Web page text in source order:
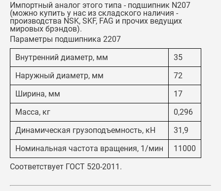
Импортный аналог этого типа - подшипник N207
(можно купить у нас из складского наличия -
производства NSK, SKF, FAG и прочих ведущих
мировых брэндов).
Параметры подшипника 2207
Внутренний диаметр, мм
35
Наружный диаметр, мм
72
Ширина, мм
17
Масса, кг
0,296
Динамическая грузоподъемность, кН
31,9
Номинальная частота вращения, 1/мин
11000
Соответствует ГОСТ 520-2011.